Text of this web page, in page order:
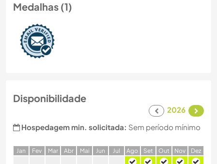
Medalhas (1)
Disponibilidade
2026
Hospedagem min. solicitada: Sem período mínimo
Jan Fev Mar Abr Mai Jun Jul Ago Set Out Nov Dez